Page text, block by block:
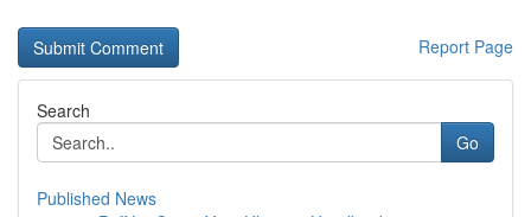
Report Page
Search
Go
Published News